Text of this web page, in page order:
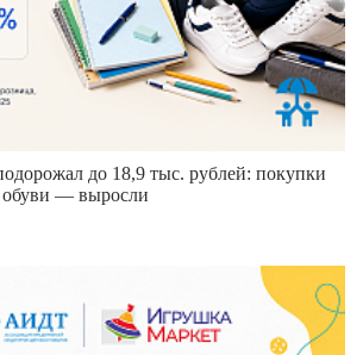
до 18,9 тыс. рублей: покупки
— выросли